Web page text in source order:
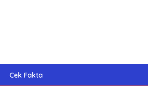
Cek Fakta